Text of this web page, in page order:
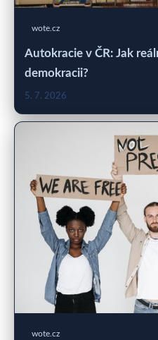
wote.cz
Autokracie v ČR: Jak
demokracii?
5. 7. 2026
wote.cz